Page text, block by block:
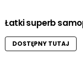
Łatki superb
DOSTĘPNY TUTAJ